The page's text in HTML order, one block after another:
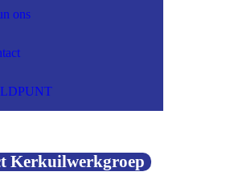
ons
Kerkuilwerkgroep